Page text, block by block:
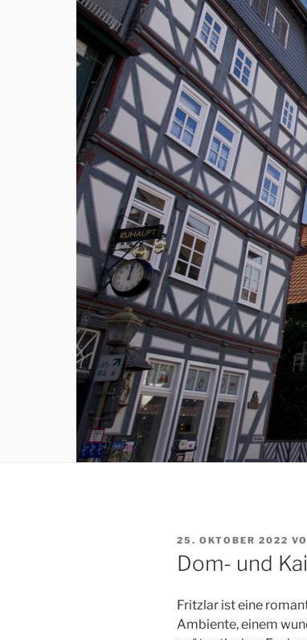
VERÖFFENTLICHT
AM
25. OKTOBER 2022
Dom- und
Fritzlar ist eine
Ambiente, einem